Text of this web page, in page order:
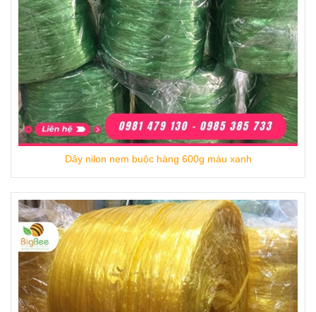
Thu Hồng chuyên sản xuất và cung cấpdâyni
lông giá rẻ đủ loại, nhiều màu với mứctận
gốc, không qua trung gian.
NguồnDây nilon Thu Hồngluônđảm bảo ổn
định,cung cấpđa dạng đầy đủ các mặt hàng
nhưdây nilon ống, dâynem, dây nilon kẽm
, Dây nilon Đài Loan...
Khi Khách hàng mua sỉ số lượng lớn được
hưởng chính sách chiết khấu cao, hoặc giảm
giá trực tiếp vào đơn hàng.
Chúng tôi giao hàng tận nơi, miễn phí vận
chuyển tại TpHCM, Ship Toàn Quốc qua hệ
thống chành xe uy tín.
Dây nilon nem buộc hàng 600g màu xanh